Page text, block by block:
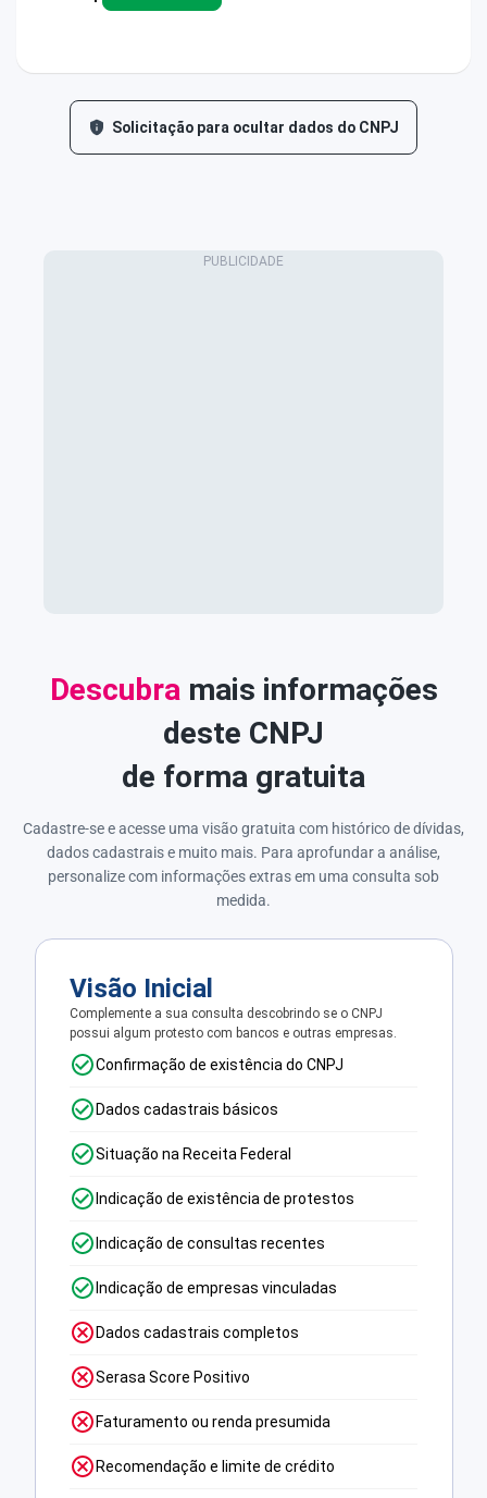
Solicitação para ocultar dados do CNPJ
Descubra mais informações
deste CNPJ
de forma gratuita
Cadastre-se e acesse uma visão gratuita com histórico de dívidas,
dados cadastrais e muito mais. Para aprofundar a análise,
personalize com informações extras em uma consulta sob
medida.
Visão Inicial
Complemente a sua consulta descobrindo se o CNPJ
possui algum protesto com bancos e outras empresas.
Confirmação de existência do CNPJ
Dados cadastrais básicos
Situação na Receita Federal
Indicação de existência de protestos
Indicação de consultas recentes
Indicação de empresas vinculadas
Dados cadastrais completos
Serasa Score Positivo
Faturamento ou renda presumida
Recomendação e limite de crédito